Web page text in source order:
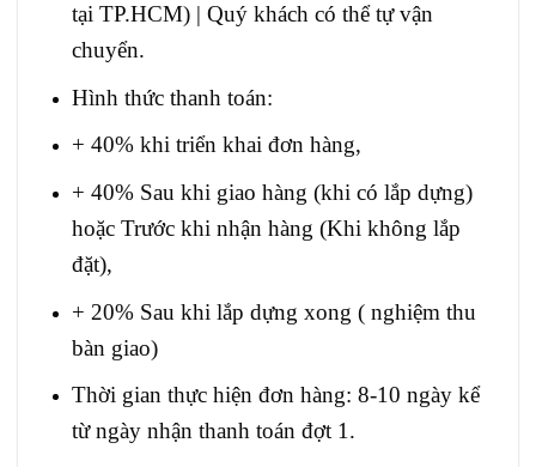
tại TP.HCM) | Quý khách có thể tự vận
chuyển.
Hình thức thanh toán:
+ 40% khi triển khai đơn hàng,
+ 40% Sau khi giao hàng (khi có lắp dựng)
hoặc Trước khi nhận hàng (Khi không lắp
đặt),
+ 20% Sau khi lắp dựng xong ( nghiệm thu
bàn giao)
Thời gian thực hiện đơn hàng: 8-10 ngày kể
từ ngày nhận thanh toán đợt 1.